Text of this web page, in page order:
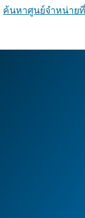
ค้นหาศูนย์จำหน่าย